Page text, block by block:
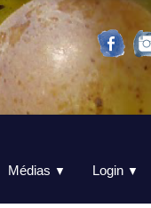
Médias ▼ Login ▼